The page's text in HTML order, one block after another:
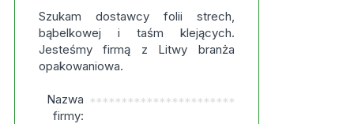
Szukam dostawcy folii strech,
bąbelkowej i taśm klejących.
Jesteśmy firmą z Litwy branża
opakowaniowa.
Nazwa
firmy:
***********************